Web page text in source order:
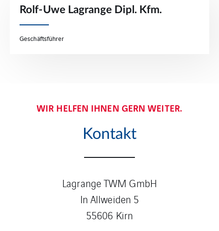
Rolf-Uwe Lagrange Dipl. Kfm.
Geschäftsführer
WIR HELFEN IHNEN GERN WEITER.
Kontakt
Lagrange TWM GmbH
In Allweiden 5
55606 Kirn